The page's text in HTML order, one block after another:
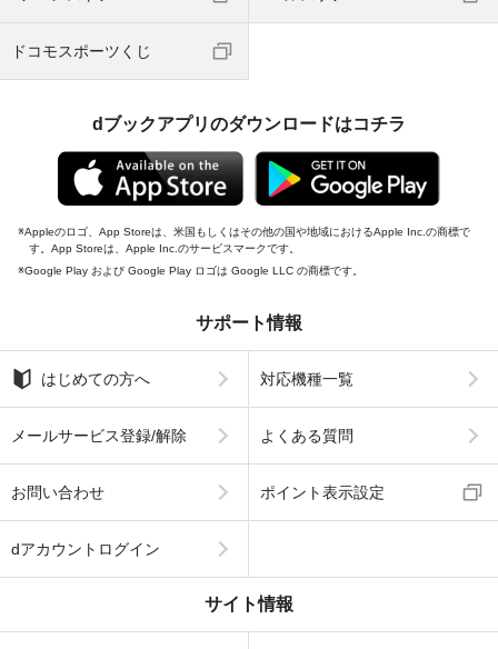
ドコモスポーツくじ
dブックアプリのダウンロードはコチラ
Appleのロゴ、App Storeは、米国もしくはその他の国や地域におけるApple Inc.の商標で
す。App Storeは、Apple Inc.のサービスマークです。
Google Play および Google Play ロゴは Google LLC の商標です。
サポート情報
はじめての方へ 対応機種一覧
メールサービス登録/解除 よくある質問
お問い合わせ ポイント表示設定
dアカウントログイン
サイト情報